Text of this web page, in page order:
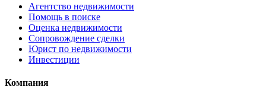
Агентство недвижимости
Помощь в поиске
Оценка недвижимости
Сопровождение сделки
Юрист по недвижимости
Инвестиции
Компания